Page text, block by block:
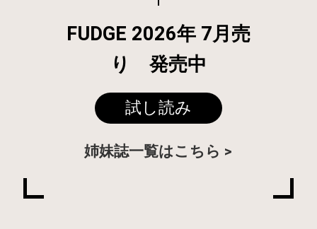
FUDGE 2026年 7月売
り 発売中
試し読み
姉妹誌一覧はこちら